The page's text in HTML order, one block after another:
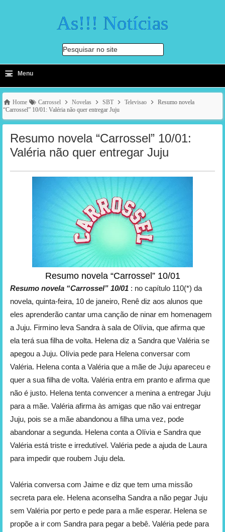
As!!! Notícias
Pesquisar no site
-
≡ Menu
Home Carrossel Novelas SBT Televisao
Resumo novela
“Carrossel” 10/01: Valéria não quer entregar Juju
Resumo novela “Carrossel” 10/01:
Valéria não quer entregar Juju
Resumo novela “Carrossel” 10/01
Resumo novela “Carrossel” 10/01 : no capítulo 110(*) da
novela, quinta-feira, 10 de janeiro, Renê diz aos alunos que
eles aprenderão cantar uma canção de ninar em homenagem
a Juju. Firmino leva Sandra à sala de Olívia, que afirma que
ela terá sua filha de volta. Helena diz a Sandra que Valéria se
apegou a Juju. Olívia pede para Helena conversar com
Valéria. Helena conta a Valéria que a mãe de Juju apareceu e
quer a sua filha de volta. Valéria entra em pranto e afirma que
não é justo. Helena tenta convencer a menina a entregar Juju
para a mãe. Valéria afirma às amigas que não vai entregar
Juju, pois se a mãe abandonou a filha uma vez, pode
abandonar a segunda. Helena conta a Olívia e Sandra que
Valéria está triste e irredutível. Valéria pede a ajuda de Laura
para impedir que roubem Juju dela.
Valéria conversa com Jaime e diz que tem uma missão
secreta para ele. Helena aconselha Sandra a não pegar Juju
sem Valéria por perto e pede para a mãe esperar. Helena se
propõe a ir com Sandra para pegar a bebê. Valéria pede para